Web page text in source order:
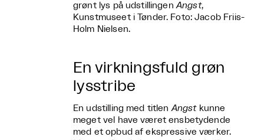
grønt lys på udstillingenAngst,
Kunstmuseet i Tønder. Foto: Jacob Friis-
Holm Nielsen.
En virkningsfuld grøn
lysstribe
En udstilling med titlenAngstkunne
meget vel have været ensbetydende
med et opbud af ekspressive værker.